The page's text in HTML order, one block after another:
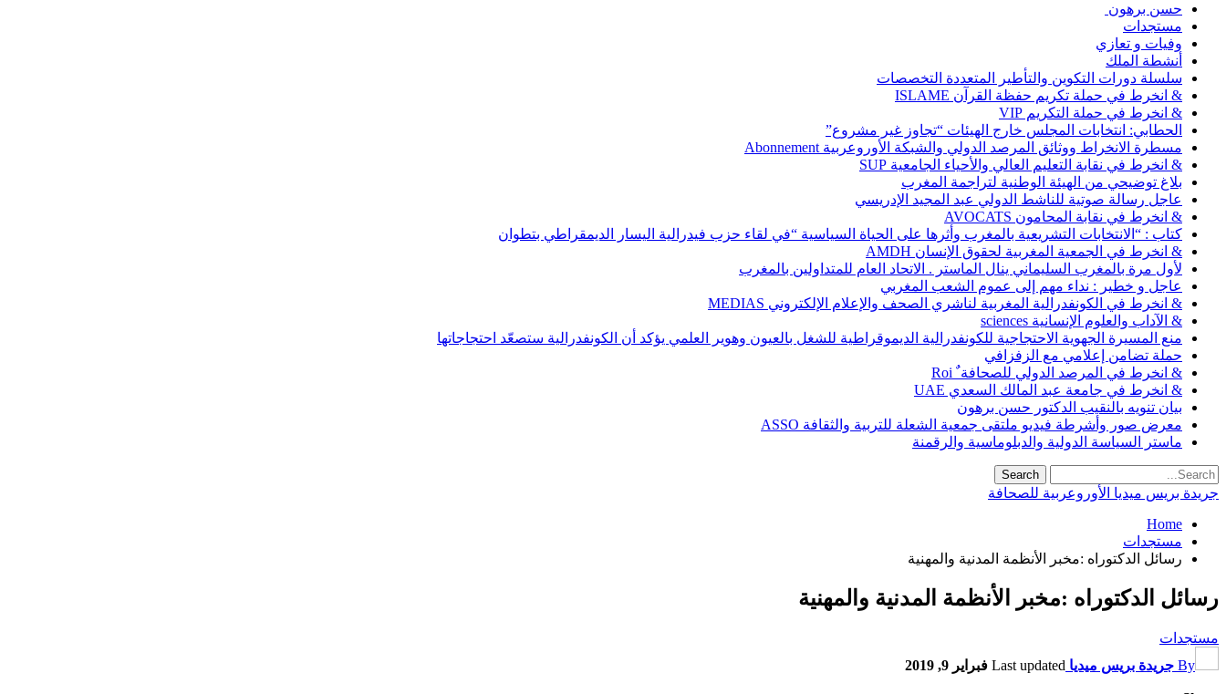
حسن برهون
مستجدات
وفيات و تعازي
أنشطة الملك
سلسلة دورات التكوين والتأطير المتعددة التخصصات
& انخرط في حملة تكريم حفظة القرآن ISLAME
& انخرط في حملة التكريم VIP
الحطابي: انتخابات المجلس خارج الهيئات “تجاوز غير مشروع”
مسطرة الانخراط ووثائق المرصد الدولي والشبكة الأوروعربية Abonnement
& انخرط في نقابة التعليم العالي والأحياء الجامعية SUP
بلاغ توضيحي من الهيئة الوطنية لتراجمة المغرب
عاجل رسالة صوتية للناشط الدولي عبد المجيد الإدريسي
& انخرط في نقابة المحامون AVOCATS
كتاب : “الانتخابات التشريعية بالمغرب وأثرها على الحياة السياسية “في لقاء حزب فيدرالية اليسار الديمقراطي بتطوان
& انخرط في الجمعية المغربية لحقوق الإنسان AMDH
لأول مرة بالمغرب السليماني ينال الماستر . الاتحاد العام للمتداولين بالمغرب
عاجل و خطير : نداء مهم إلى عموم الشعب المغربي
& انخرط في الكونفدرالية المغربية لناشري الصحف والإعلام الإلكتروني MEDIAS
& الآداب والعلوم الإنسانية sciences
منع المسيرة الجهوية الاحتجاجية للكونفدرالية الديموقراطية للشغل بالعيون وهوير العلمي يؤكد أن الكونفدرالية ستصعّد احتجاجاتها
حملة تضامن إعلامي مع الزفزافي
& انخرط في المرصد الدولي للصحافة ٌ Roi
& انخرط في جامعة عبد المالك السعدي UAE
بيان تنويه بالنقيب الدكتور حسن برهون
معرض صور وأشرطة فيديو ملتقى جمعية الشعلة للتربية والثقافة ASSO
ماستر السياسة الدولية والدبلوماسية والرقمنة
جريدة بريس ميديا الأوروعربية للصحافة
Home
مستجدات
رسائل الدكتوراه :مخبر الأنظمة المدنية والمهنية
رسائل الدكتوراه :مخبر الأنظمة المدنية والمهنية
مستجدات
By جريدة بريس ميديا Last updated فبراير 9, 2019